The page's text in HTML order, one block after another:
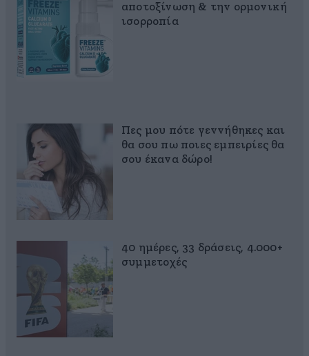
αποτοξίνωση & την ορμονική
ισορροπία
Πες μου πότε γεννήθηκες και
θα σου πω ποιες εμπειρίες θα
σου έκανα δώρο!
40 ημέρες, 33 δράσεις, 4.000+
συμμετοχές